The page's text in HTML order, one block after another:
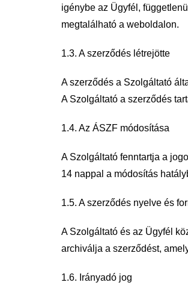
igénybe az Ügyfél,
megtalálható a weboldalon.
1.3. A szerződés létrejötte
A szerződés a Szolgáltató
A Szolgáltató a szerződés
1.4. Az ÁSZF módosítása
A Szolgáltató fenntartja a
14 nappal a módosítás
1.5. A szerződés nyelve és
A Szolgáltató és az Ügyfél
archiválja a szerződést,
1.6. Irányadó jog